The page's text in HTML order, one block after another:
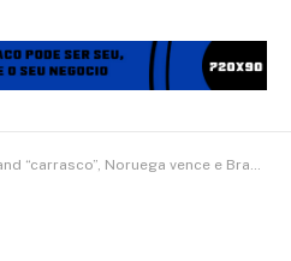
Noruega vence e Brasil deixa a Copa do Mundo